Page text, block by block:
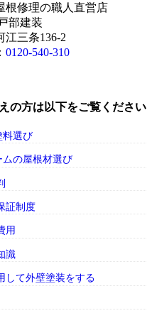
根修理の職人直営店
部建装
江三条136-2
0120-540-310
の方は以下をご覧ください
料選び
ムの屋根材選び
証制度
用
識
して外壁塗装をする